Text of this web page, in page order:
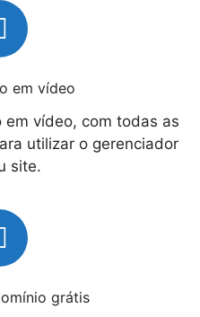
em vídeo
vídeo, com todas as
utilizar o gerenciador
site.
grátis